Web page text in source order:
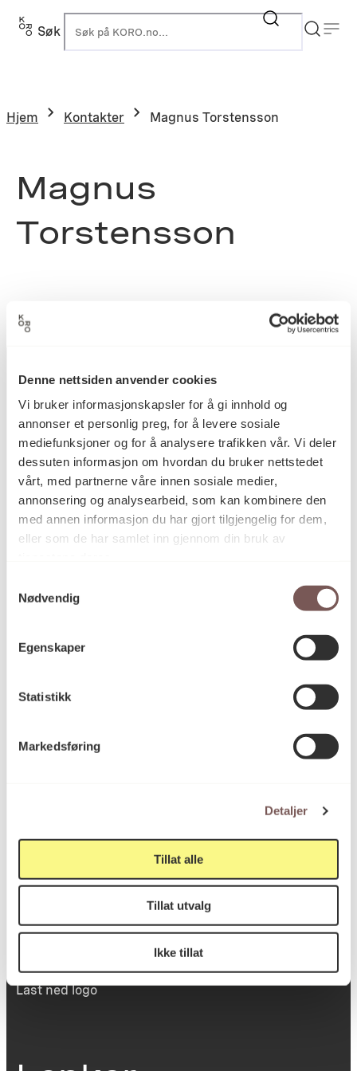
Denne nettsiden anvender cookies
Vi bruker informasjonskapsler for å gi innhold og
annonser et personlig preg, for å levere sosiale
mediefunksjoner og for å analysere trafikken vår. Vi deler
dessuten informasjon om hvordan du bruker nettstedet
vårt, med partnerne våre innen sosiale medier,
annonsering og analysearbeid, som kan kombinere den
med annen informasjon du har gjort tilgjengelig for dem,
eller som de har samlet inn gjennom din bruk av
Nødvendig
Egenskaper
Statistikk
Markedsføring
Detaljer
Tillat alle
Tillat utvalg
Ikke tillat
Søk
Hjem Kontakter Magnus Torstensson
Magnus
Torstensson
Postadresse
Postboks 6994
St. Olavs plass
inngang Løkkeveien,
Viktig info
Utbetaling og fakturering
Personvernerklæring
Dokumentasjonsskjema
Last ned logo